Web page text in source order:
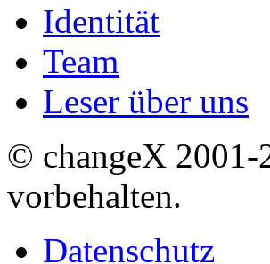
Identität
Team
Leser über uns
© changeX 2001-
vorbehalten.
Datenschutz